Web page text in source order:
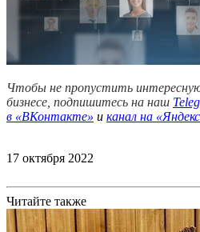
Чтобы не пропустить
бизнесе, подпишитесь на наш
в «ВКонтакте» и канал на
17 октября 2022
Читайте также